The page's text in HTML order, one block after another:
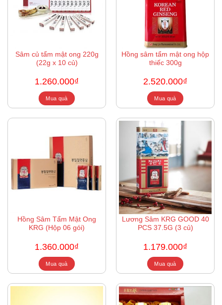
Sâm củ tẩm mật ong 220g
(22g x 10 củ)
1.260.000₫
Mua quà
Hồng sâm tẩm mật ong hộp
thiếc 300g
2.520.000₫
Mua quà
Hồng Sâm Tẩm Mật Ong
KRG (Hộp 06 gói)
1.360.000₫
Mua quà
Lương Sâm KRG GOOD 40
PCS 37.5G (3 củ)
1.179.000₫
Mua quà